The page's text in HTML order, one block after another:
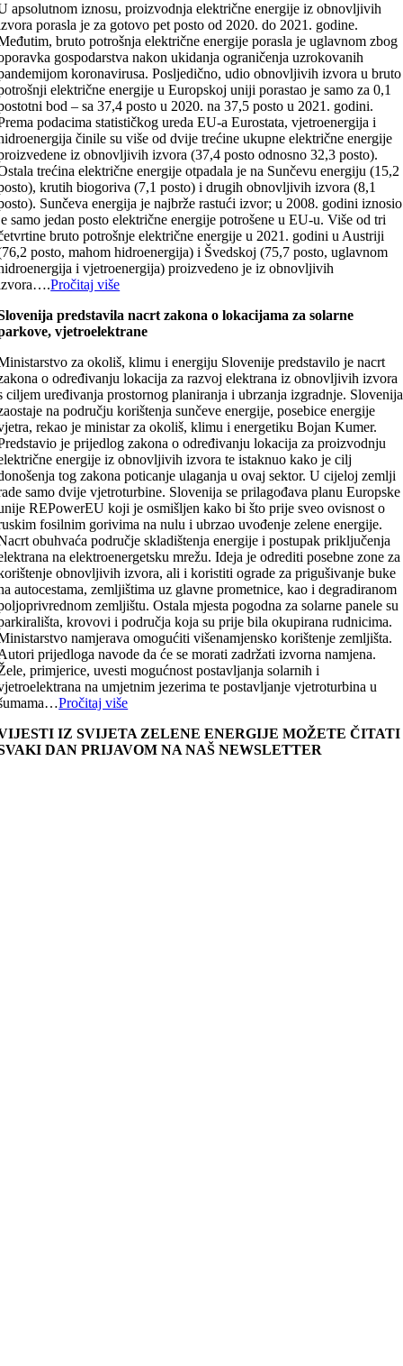
apsolutnom iznosu, proizvodnja električne energije iz obnovljivih
porasla je za gotovo pet posto od 2020. do 2021. godine.
bruto potrošnja električne energije porasla je uglavnom zbog
gospodarstva nakon ukidanja ograničenja uzrokovanih
koronavirusa. Posljedično, udio obnovljivih izvora u bruto
električne energije u Europskoj uniji porastao je samo za 0,1
bod – sa 37,4 posto u 2020. na 37,5 posto u 2021. godini.
podacima statističkog ureda EU-a Eurostata, vjetroenergija i
činile su više od dvije trećine ukupne električne energije
iz obnovljivih izvora (37,4 posto odnosno 32,3 posto).
trećina električne energije otpadala je na Sunčevu energiju (15,2
krutih biogoriva (7,1 posto) i drugih obnovljivih izvora (8,1
Sunčeva energija je najbrže rastući izvor; u 2008. godini iznosio
samo jedan posto električne energije potrošene u EU-u. Više od tri
bruto potrošnje električne energije u 2021. godini u Austriji
posto, mahom hidroenergija) i Švedskoj (75,7 posto, uglavnom
i vjetroenergija) proizvedeno je iz obnovljivih
Pročitaj više
predstavila nacrt zakona o lokacijama za solarne
vjetroelektrane
za okoliš, klimu i energiju Slovenije predstavilo je nacrt
o određivanju lokacija za razvoj elektrana iz obnovljivih izvora
ciljem uređivanja prostornog planiranja i ubrzanja izgradnje. Slovenija
na području korištenja sunčeve energije, posebice energije
rekao je ministar za okoliš, klimu i energetiku Bojan Kumer.
je prijedlog zakona o određivanju lokacija za proizvodnju
energije iz obnovljivih izvora te istaknuo kako je cilj
tog zakona poticanje ulaganja u ovaj sektor. U cijeloj zemlji
samo dvije vjetroturbine. Slovenija se prilagođava planu Europske
REPowerEU koji je osmišljen kako bi što prije sveo ovisnost o
fosilnim gorivima na nulu i ubrzao uvođenje zelene energije.
obuhvaća područje skladištenja energije i postupak priključenja
na elektroenergetsku mrežu. Ideja je odrediti posebne zone za
obnovljivih izvora, ali i koristiti ograde za prigušivanje buke
autocestama, zemljištima uz glavne prometnice, kao i degradiranom
zemljištu. Ostala mjesta pogodna za solarne panele su
krovovi i područja koja su prije bila okupirana rudnicima.
namjerava omogućiti višenamjensko korištenje zemljišta.
prijedloga navode da će se morati zadržati izvorna namjena.
primjerice, uvesti mogućnost postavljanja solarnih i
na umjetnim jezerima te postavljanje vjetroturbina u
Pročitaj više
IZ SVIJETA ZELENE ENERGIJE MOŽETE ČITATI
DAN PRIJAVOM NA NAŠ NEWSLETTER